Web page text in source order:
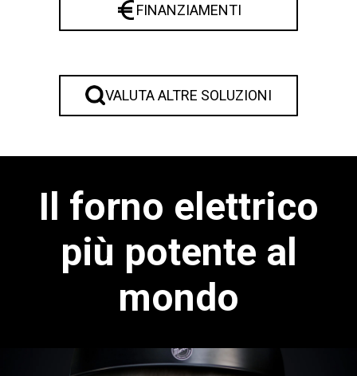
FINANZIAMENTI
VALUTA ALTRE SOLUZIONI
Il forno elettrico
più potente al
mondo